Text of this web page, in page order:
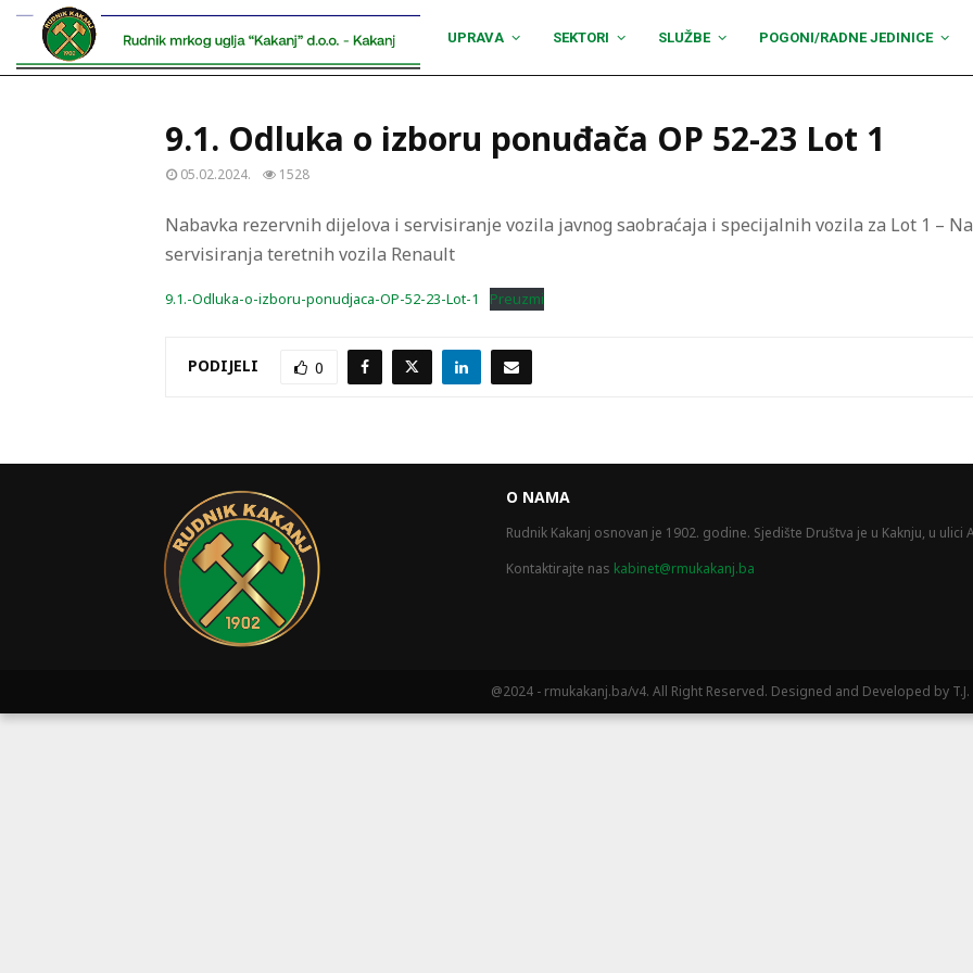
UPRAVA SEKTORI SLUŽBE POGONI/RADNE JEDINICE
9.1. Odluka o izboru ponuđača OP 52-23 Lot 1
05.02.2024. 1528
Nabavka rezervnih dijelova i servisiranje vozila javnog saobraćaja i specijalnih vozila za Lot 1 –
servisiranja teretnih vozila Renault
9.1.-Odluka-o-izboru-ponudjaca-OP-52-23-Lot-1 Preuzmi
PODIJELI 0
O NAMA
Rudnik Kakanj osnovan je 1902. godine. Sjedište Društva je u Kaknju, u ulici
Kontaktirajte nas kabinet@rmukakanj.ba
@2024 - rmukakanj.ba/v4. All Right Reserved. Designed and Developed by T.J.